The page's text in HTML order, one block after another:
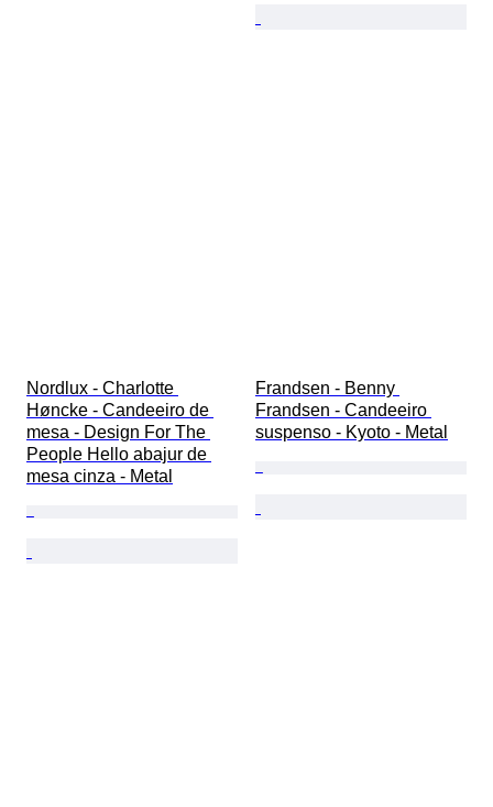
Nordlux - Charlotte
Høncke - Candeeiro de
mesa - Design For The
People Hello abajur de
mesa cinza - Metal
Frandsen - Benny
Frandsen - Candeeiro
suspenso - Kyoto - Metal